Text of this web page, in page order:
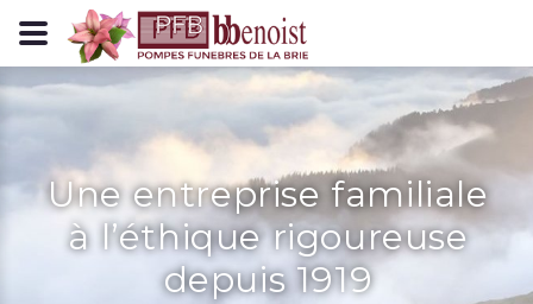
Panneau de gestion des cookies
Une entreprise familiale
à l’éthique rigoureuse
depuis 1919